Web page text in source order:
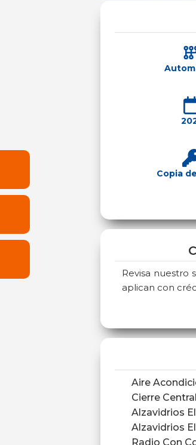
Copia
Revisa nuestro
aplican con
Aire
Cierre
Alzavidrios
Alzavidrios
Radio Con